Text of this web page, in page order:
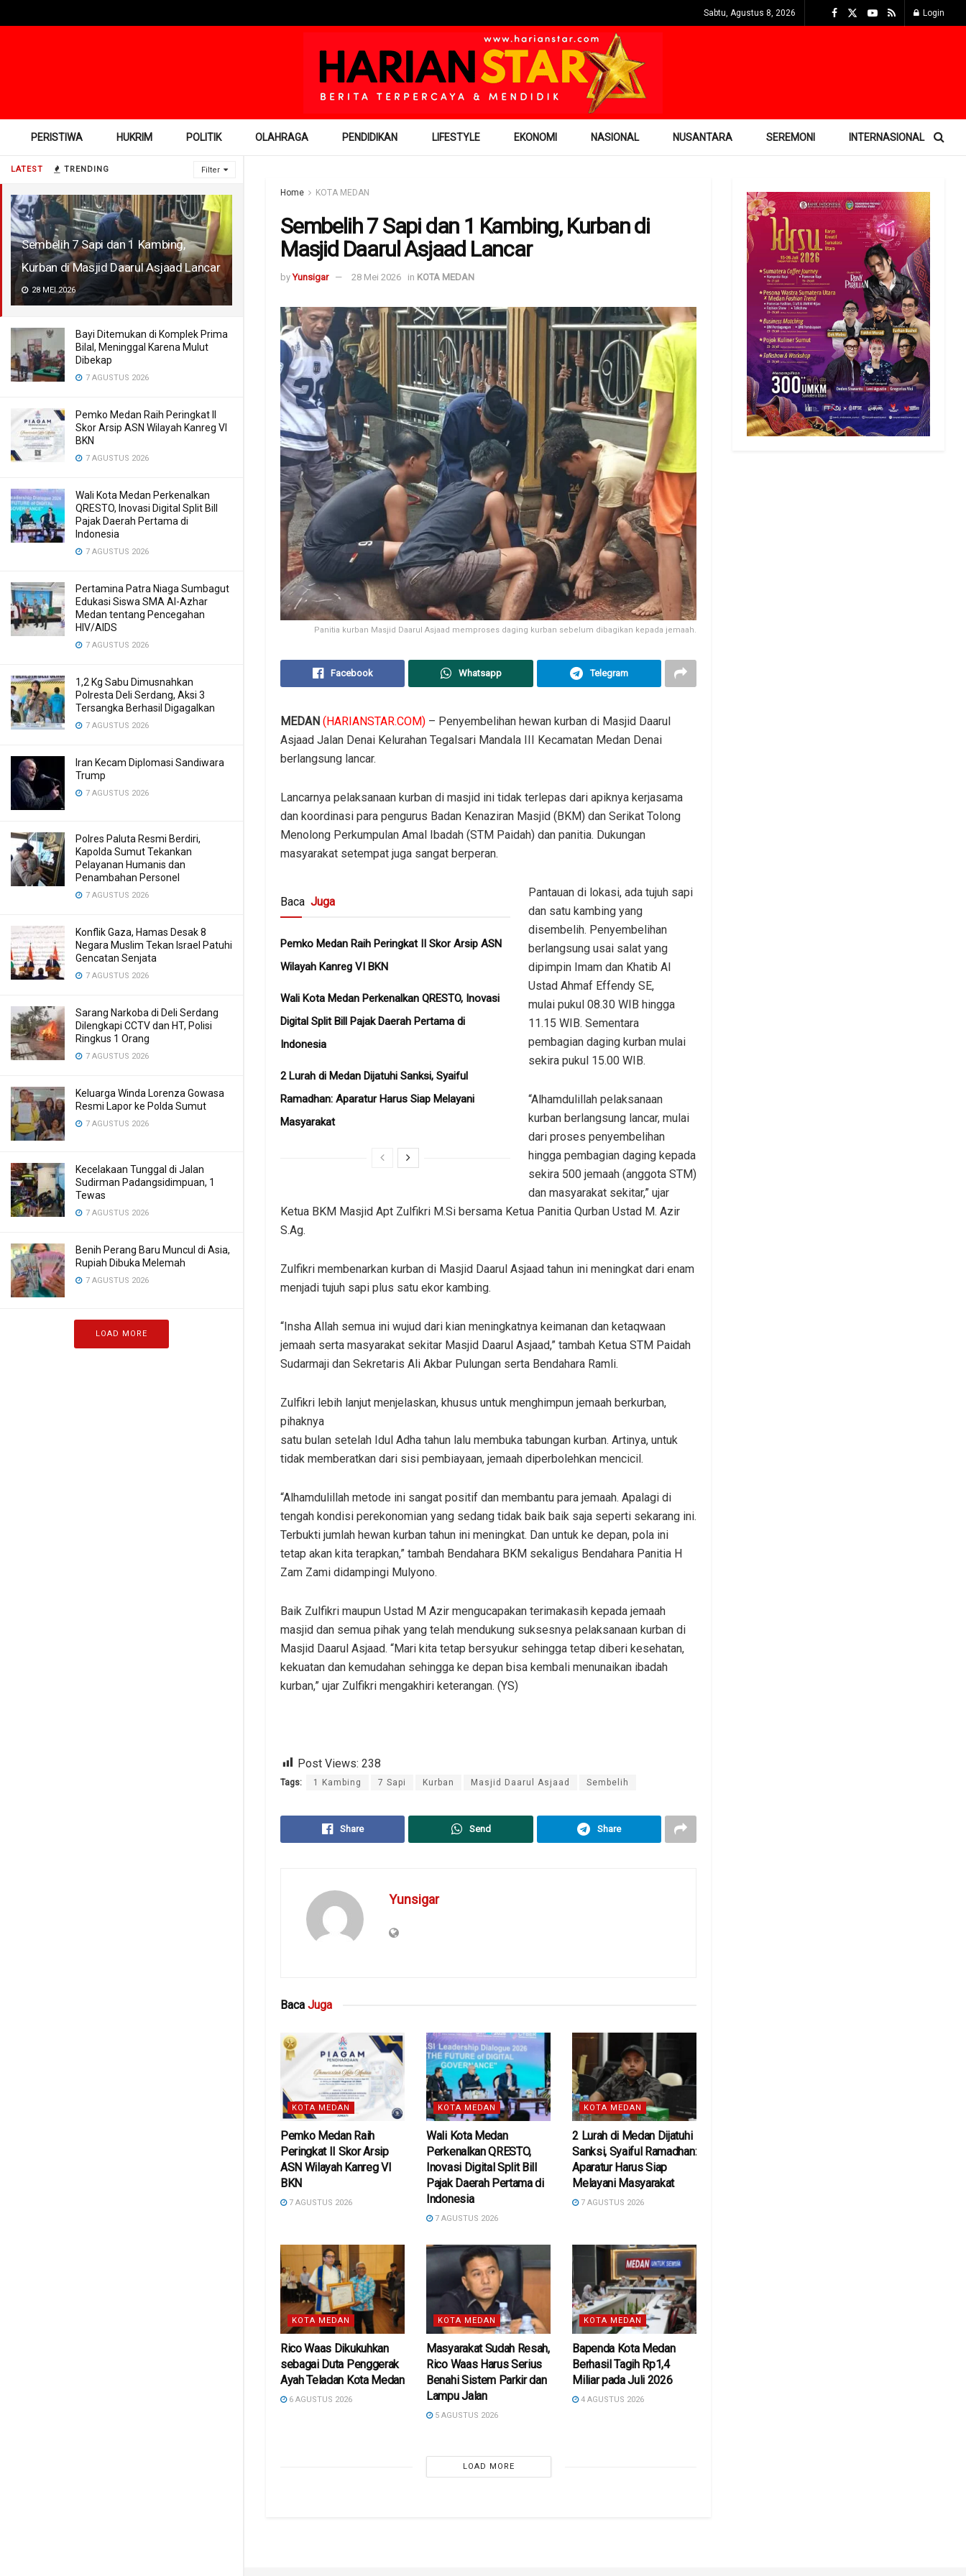
LATEST TRENDING Filter
Sembelih 7 Sapi dan 1 Kambing,
Kurban di Masjid Daarul Asjaad Lancar
28 MEI 2026
Bayi Ditemukan di Komplek Prima
Bilal, Meninggal Karena Mulut
Dibekap
7 AGUSTUS 2026
Pemko Medan Raih Peringkat II
Skor Arsip ASN Wilayah Kanreg VI
BKN
7 AGUSTUS 2026
Wali Kota Medan Perkenalkan
QRESTO, Inovasi Digital Split Bill
Pajak Daerah Pertama di
Indonesia
7 AGUSTUS 2026
Pertamina Patra Niaga Sumbagut
Edukasi Siswa SMA Al-Azhar
Medan tentang Pencegahan
HIV/AIDS
7 AGUSTUS 2026
1,2 Kg Sabu Dimusnahkan
Polresta Deli Serdang, Aksi 3
Tersangka Berhasil Digagalkan
7 AGUSTUS 2026
Iran Kecam Diplomasi Sandiwara
Trump
7 AGUSTUS 2026
Polres Paluta Resmi Berdiri,
Kapolda Sumut Tekankan
Pelayanan Humanis dan
Penambahan Personel
7 AGUSTUS 2026
Konflik Gaza, Hamas Desak 8
Negara Muslim Tekan Israel Patuhi
Gencatan Senjata
7 AGUSTUS 2026
Sarang Narkoba di Deli Serdang
Dilengkapi CCTV dan HT, Polisi
Ringkus 1 Orang
7 AGUSTUS 2026
Keluarga Winda Lorenza Gowasa
Resmi Lapor ke Polda Sumut
7 AGUSTUS 2026
Kecelakaan Tunggal di Jalan
Sudirman Padangsidimpuan, 1
Tewas
7 AGUSTUS 2026
Benih Perang Baru Muncul di Asia,
Rupiah Dibuka Melemah
7 AGUSTUS 2026
LOAD MORE
Sabtu, Agustus 8, 2026 Login
PERISTIWA HUKRIM POLITIK OLAHRAGA PENDIDIKAN LIFESTYLE EKONOMI NASIONAL NUSANTARA SEREMONI INTERNASIONAL
Home KOTA MEDAN
Sembelih 7 Sapi dan 1 Kambing, Kurban di
Masjid Daarul Asjaad Lancar
by Yunsigar 28 Mei 2026 in KOTA MEDAN
Panitia kurban Masjid Daarul Asjaad memproses daging kurban sebelum dibagikan kepada jemaah.
Facebook Whatsapp Telegram
MEDAN (HARIANSTAR.COM) – Penyembelihan hewan kurban di Masjid Daarul
Asjaad Jalan Denai Kelurahan Tegalsari Mandala III Kecamatan Medan Denai
berlangsung lancar.
Lancarnya pelaksanaan kurban di masjid ini tidak terlepas dari apiknya kerjasama
dan koordinasi para pengurus Badan Kenaziran Masjid (BKM) dan Serikat Tolong
Menolong Perkumpulan Amal Ibadah (STM Paidah) dan panitia. Dukungan
masyarakat setempat juga sangat berperan.
Baca Juga
Pemko Medan Raih Peringkat II Skor Arsip ASN
Wilayah Kanreg VI BKN
Wali Kota Medan Perkenalkan QRESTO, Inovasi
Digital Split Bill Pajak Daerah Pertama di
Indonesia
2 Lurah di Medan Dijatuhi Sanksi, Syaiful
Ramadhan: Aparatur Harus Siap Melayani
Masyarakat
Pantauan di lokasi, ada tujuh sapi
dan satu kambing yang
disembelih. Penyembelihan
berlangsung usai salat yang
dipimpin Imam dan Khatib Al
Ustad Ahmaf Effendy SE,
mulai pukul 08.30 WIB hingga
11.15 WIB. Sementara
pembagian daging kurban mulai
sekira pukul 15.00 WIB.
“Alhamdulillah pelaksanaan
kurban berlangsung lancar, mulai
dari proses penyembelihan
hingga pembagian daging kepada
sekira 500 jemaah (anggota STM)
dan masyarakat sekitar,” ujar
Ketua BKM Masjid Apt Zulfikri M.Si bersama Ketua Panitia Qurban Ustad M. Azir
S.Ag.
Zulfikri membenarkan kurban di Masjid Daarul Asjaad tahun ini meningkat dari enam
menjadi tujuh sapi plus satu ekor kambing.
“Insha Allah semua ini wujud dari kian meningkatnya keimanan dan ketaqwaan
jemaah serta masyarakat sekitar Masjid Daarul Asjaad,” tambah Ketua STM Paidah
Sudarmaji dan Sekretaris Ali Akbar Pulungan serta Bendahara Ramli.
Zulfikri lebih lanjut menjelaskan, khusus untuk menghimpun jemaah berkurban,
pihaknya
satu bulan setelah Idul Adha tahun lalu membuka tabungan kurban. Artinya, untuk
tidak memberatkan dari sisi pembiayaan, jemaah diperbolehkan mencicil.
“Alhamdulillah metode ini sangat positif dan membantu para jemaah. Apalagi di
tengah kondisi perekonomian yang sedang tidak baik baik saja seperti sekarang ini.
Terbukti jumlah hewan kurban tahun ini meningkat. Dan untuk ke depan, pola ini
tetap akan kita terapkan,” tambah Bendahara BKM sekaligus Bendahara Panitia H
Zam Zami didampingi Mulyono.
Baik Zulfikri maupun Ustad M Azir mengucapakan terimakasih kepada jemaah
masjid dan semua pihak yang telah mendukung suksesnya pelaksanaan kurban di
Masjid Daarul Asjaad. “Mari kita tetap bersyukur sehingga tetap diberi kesehatan,
kekuatan dan kemudahan sehingga ke depan bisa kembali menunaikan ibadah
kurban,” ujar Zulfikri mengakhiri keterangan. (YS)
Post Views: 238
Tags: 1 Kambing 7 Sapi Kurban Masjid Daarul Asjaad Sembelih
Share Send Share
Yunsigar
Baca Juga
KOTA MEDAN
Pemko Medan Raih
Peringkat II Skor Arsip
ASN Wilayah Kanreg VI
BKN
7 AGUSTUS 2026
KOTA MEDAN
Wali Kota Medan
Perkenalkan QRESTO,
Inovasi Digital Split Bill
Pajak Daerah Pertama di
Indonesia
7 AGUSTUS 2026
KOTA MEDAN
2 Lurah di Medan Dijatuhi
Sanksi, Syaiful Ramadhan:
Aparatur Harus Siap
Melayani Masyarakat
7 AGUSTUS 2026
KOTA MEDAN
Rico Waas Dikukuhkan
sebagai Duta Penggerak
Ayah Teladan Kota Medan
6 AGUSTUS 2026
KOTA MEDAN
Masyarakat Sudah Resah,
Rico Waas Harus Serius
Benahi Sistem Parkir dan
Lampu Jalan
5 AGUSTUS 2026
KOTA MEDAN
Bapenda Kota Medan
Berhasil Tagih Rp1,4
Miliar pada Juli 2026
4 AGUSTUS 2026
LOAD MORE